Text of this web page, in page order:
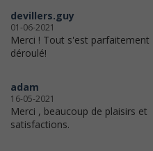
devillers.guy
01-06-2021
Merci ! Tout s'est parfaitement
déroulé!
adam
16-05-2021
Merci , beaucoup de plaisirs et
satisfactions.